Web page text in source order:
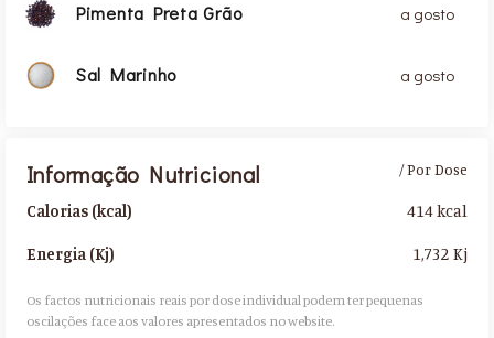
Pimenta Preta Grão a gosto
Sal Marinho a gosto
Informação Nutricional
Calorias (kcal)
Energia (Kj)
/ Por Dose
414 kcal
1,732 Kj
Os factos nutricionais reais por dose individual podem ter pequenas
oscilações face aos valores apresentados no website.​